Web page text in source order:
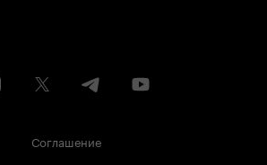
Соглашение